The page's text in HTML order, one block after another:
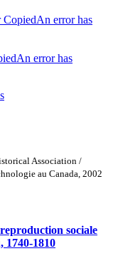
CopiedAn error has
An error has
Association /
au Canada, 2002
sociale
1740-1810